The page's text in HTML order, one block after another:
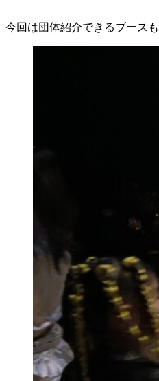
今回は団体紹介できるブース